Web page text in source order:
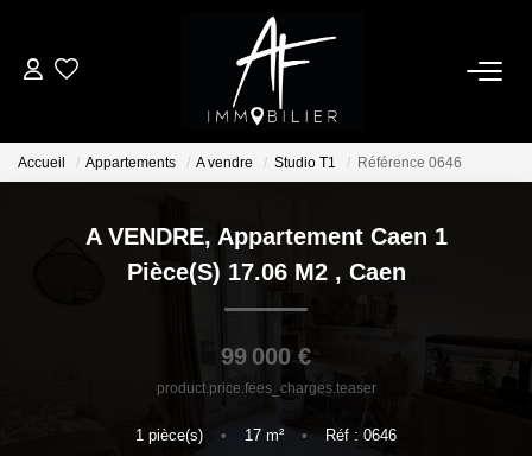
ACHETER
ESTIMER
Qui Sommes Nous
Notre Équipe
Accueil Appartements A vendre Studio T1 Référence 0646
A VENDRE, Appartement Caen 1
Pièce(s) 17.06 M2 , Caen
99 000 €
product.price.fees_charges.teaser
1 pièce(s) • 17 m² • Réf : 0646